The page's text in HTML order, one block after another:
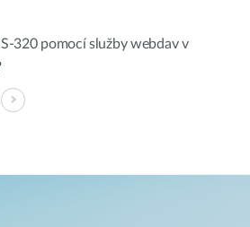
320 pomocí služby webdav v